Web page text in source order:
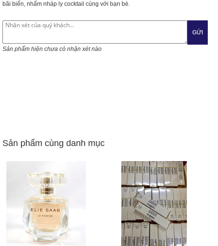
bãi biển, nhấm nháp ly cocktail cùng với bạn bè.
GỬI
Sản phẩm hiện chưa có nhận xét nào
Sản phẩm cùng danh mục